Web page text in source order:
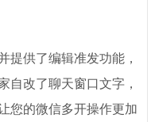
提供了编辑准发功能，
自改了聊天窗口文字，
您的微信多开操作更加